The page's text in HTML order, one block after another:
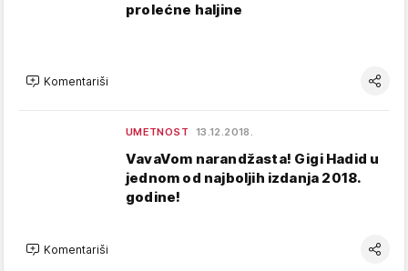
prolećne haljine
Komentariši
UMETNOST 13.12.2018.
VavaVom narandžasta! Gigi Hadid u
jednom od najboljih izdanja 2018.
godine!
Komentariši